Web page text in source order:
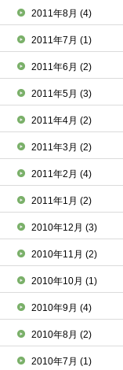
2011年8月(4)
2011年7月(1)
2011年6月(2)
2011年5月(3)
2011年4月(2)
2011年3月(2)
2011年2月(4)
2011年1月(2)
2010年12月(3)
2010年11月(2)
2010年10月(1)
2010年9月(4)
2010年8月(2)
2010年7月(1)